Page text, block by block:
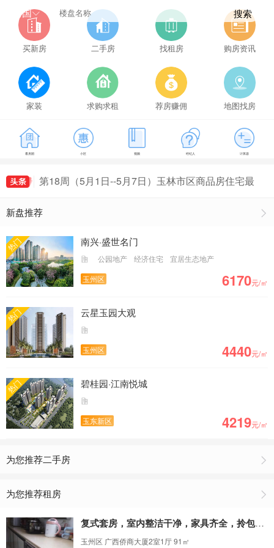
全国 搜索
买新房 二手房 找租房 购房资讯
家装 求购求租 荐房赚佣 地图找房
看房团 小区 视频 经纪人 计算器
第21周（5月22日--5月28日）玉林市区商品房住宅
最新房价出炉，玉林房价为5407元/㎡
第18周（5月1日--5月7日）玉林市区商品房住宅最
成交155套，玉林房价为5491元/㎡
第20周（5月15日--5月21日）玉林市区商品房住宅
成交135套，玉林房价为5235元/㎡
第21周（5月22日--5月28日）玉林市区商品房住宅
成交149套，玉林房价为5114元/㎡
第16周（4月17日--4月23日）玉林市区商品房住宅
最新房价出炉，玉林房价为5407元/㎡
新盘推荐
热门 南兴·盛世名门
公园地产 经济住宅
宜居生态地产
玉州区
6170元/㎡
热门 云星玉园大观
玉州区 4440元/㎡
热门 碧桂园·江南悦城
玉东新区 4219元/㎡
为您推荐二手房
为您推荐租房
复式套房，室内整洁干净，家具齐全，拎包入住
玉州区 广西侨商大厦2室1厅 91㎡